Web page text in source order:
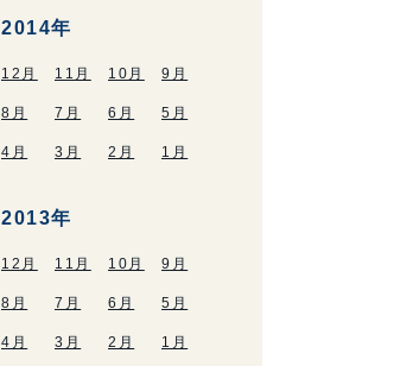
2014年
12月 11月 10月 9月
8月 7月 6月 5月
4月 3月 2月 1月
2013年
12月 11月 10月 9月
8月 7月 6月 5月
4月 3月 2月 1月